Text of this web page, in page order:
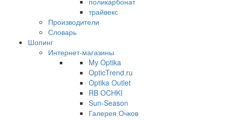
трайвекс
Производители
Словарь
Шопинг
Интернет-магазины
My Optika
OpticTrend.ru
Optika Outlet
RB OCHKI
Sun-Season
Галерея Очков